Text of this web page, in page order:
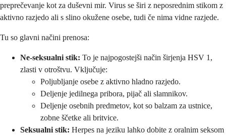
preprečevanje kot za duševni mir. Virus se širi z neposrednim stikom z
aktivno razjedo ali s slino okužene osebe, tudi če nima vidne razjede.
Tu so glavni načini prenosa:
Ne-seksualni stik: To je najpogostejši način širjenja HSV 1,
zlasti v otroštvu. Vključuje:
Poljubljanje osebe z aktivno hladno razjedo.
Deljenje jedilnega pribora, pijač ali slamnikov.
Deljenje osebnih predmetov, kot so balzam za ustnice,
zobne ščetke ali britvice.
Seksualni stik: Herpes na jeziku lahko dobite z oralnim seksom